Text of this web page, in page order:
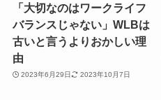
「大切なのはワークライフ
バランスじゃない」WLBは
古いと言うよりおかしい理
由
2023年6月29日 2023年10月7日